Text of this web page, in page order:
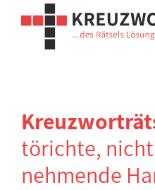
törichte,
nehmende